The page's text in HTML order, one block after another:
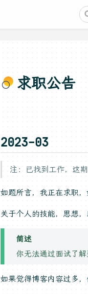
求职公告
2023-03
注：已找到工作，这
如题所言，我正在求职
关于个人的技能，思想
简述
你无法通过面试了
如果觉得博客内容过多